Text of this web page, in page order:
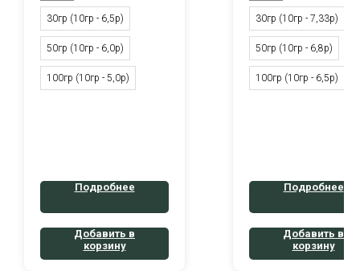
30гр (10гр - 6,5р)
50гр (10гр - 6,0р)
100гр (10гр - 5,0р)
Подробнее
Добавить в
корзину
30гр (10гр - 7,33р)
50гр (10гр - 6,8р)
100гр (10гр - 6,5р)
Подробнее
Добавить в
корзину